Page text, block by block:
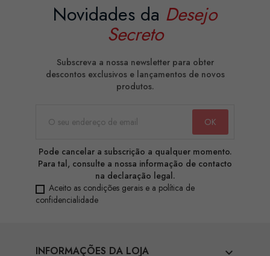
Novidades da Desejo
Secreto
Subscreva a nossa newsletter para obter
descontos exclusivos e lançamentos de novos
produtos.
Pode cancelar a subscrição a qualquer momento.
Para tal, consulte a nossa informação de contacto
na declaração legal.
Aceito as condições gerais e a política de
confidencialidade
INFORMAÇÕES DA LOJA